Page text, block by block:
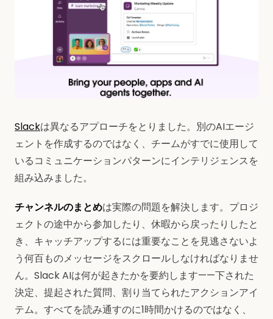
Slackは異なるアプローチをとりました。別のAIエージ
ェントを作成するのではなく、チームがすでに使用して
いるコミュニケーションパターンにインテリジェンスを
組み込みました。
チャンネルのまとめは実際の問題を解決します。プロジ
ェクトの途中から参加したり、休暇から戻ったりしたと
き、キャッチアップするには重要なことを見逃さないよ
う何百ものメッセージをスクロールしなければなりませ
ん。Slack AIは何が起きたかを要約します——下された
決定、提起された質問、割り当てられたアクションアイ
テム。すべてを読み通すのに1時間かけるのではなく、